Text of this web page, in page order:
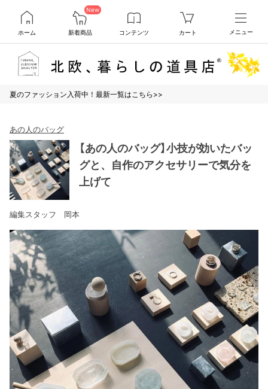
ホーム
New
新着商品 コンテンツ カート メニュー
夏のファッション入荷中！最新一覧はこちら>>
あの人のバッグ
【あの人のバッグ】小技が効いたバッ
グと、自作のアクセサリーで気分を
上げて
編集スタッフ 岡本